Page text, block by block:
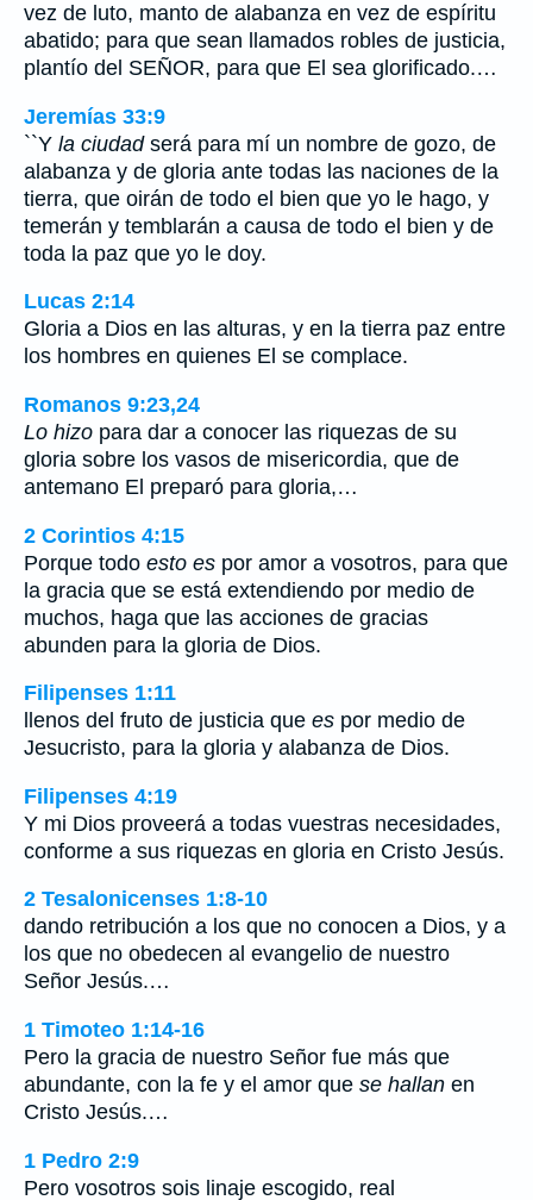
vez de luto, manto de alabanza en vez de espíritu
abatido; para que sean llamados robles de justicia,
plantío del SEÑOR, para que El sea glorificado.…
Jeremías 33:9
``Y la ciudadserá para mí un nombre de gozo, de
alabanza y de gloria ante todas las naciones de la
tierra, que oirán de todo el bien que yo le hago, y
temerán y temblarán a causa de todo el bien y de
toda la paz que yo le doy.
Lucas 2:14
Gloria a Dios en las alturas, y en la tierra paz entre
los hombres en quienes El se complace.
Romanos 9:23,24
Lo hizo para dar a conocer las riquezas de su
gloria sobre los vasos de misericordia, que de
antemano El preparó para gloria,…
2 Corintios 4:15
Porque todo esto es por amor a vosotros, para que
la gracia que se está extendiendo por medio de
muchos, haga que las acciones de gracias
abunden para la gloria de Dios.
Filipenses 1:11
llenos del fruto de justicia que es por medio de
Jesucristo, para la gloria y alabanza de Dios.
Filipenses 4:19
Y mi Dios proveerá a todas vuestras necesidades,
conforme a sus riquezas en gloria en Cristo Jesús.
2 Tesalonicenses 1:8-10
dando retribución a los que no conocen a Dios, y a
los que no obedecen al evangelio de nuestro
Señor Jesús.…
1 Timoteo 1:14-16
Pero la gracia de nuestro Señor fue más que
abundante, con la fe y el amor que se hallan en
Cristo Jesús.…
1 Pedro 2:9
Pero vosotros sois linaje escogido, real